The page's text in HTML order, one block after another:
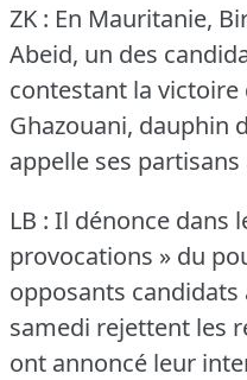
ZK : En Mauritanie,
Abeid, un des
contestant la
Ghazouani, dauphin
appelle ses partisans
LB : Il dénonce dans
provocations » du
opposants
samedi rejettent les
ont annoncé leur